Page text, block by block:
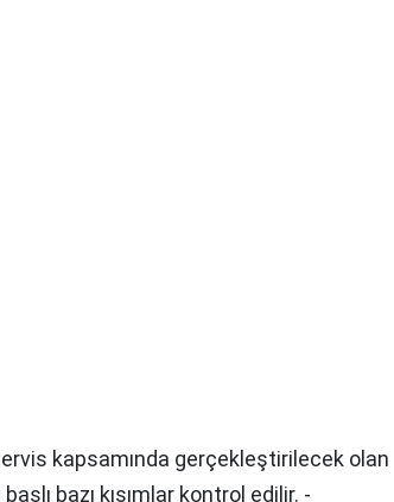
kapsamında gerçekleştirilecek olan
bazı kısımlar kontrol edilir. -